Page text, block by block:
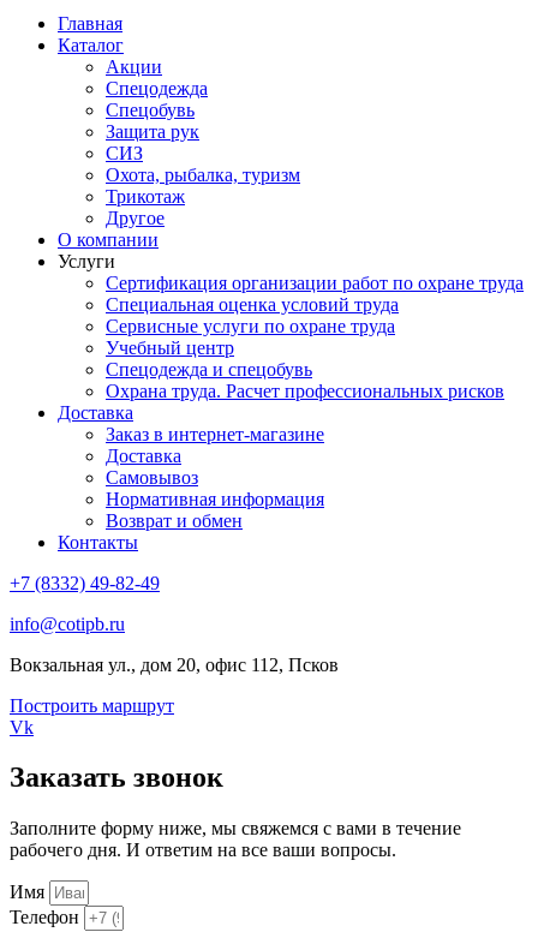
Главная
Каталог
Акции
Спецодежда
Спецобувь
Защита рук
СИЗ
Охота, рыбалка, туризм
Трикотаж
Другое
О компании
Услуги
Сертификация организации работ по охране труда
Специальная оценка условий труда
Сервисные услуги по охране труда
Учебный центр
Спецодежда и спецобувь
Охрана труда. Расчет профессиональных рисков
Доставка
Заказ в интернет-магазине
Доставка
Самовывоз
Нормативная информация
Возврат и обмен
Контакты
+7 (8332) 49-82-49
info@cotipb.ru
Вокзальная ул., дом 20, офис 112, Псков
Построить маршрут
Vk
Заказать звонок
Заполните форму ниже, мы свяжемся с вами в течение
рабочего дня. И ответим на все ваши вопросы.​
Имя
Телефон